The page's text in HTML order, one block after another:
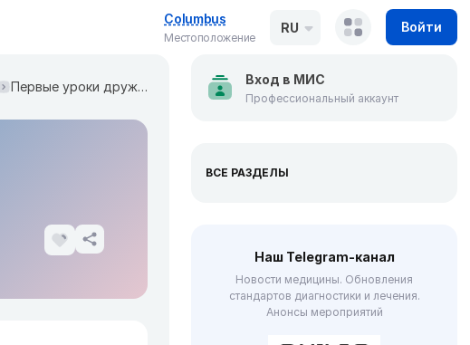
Columbus
Местоположение
RU Войти
Первые уроки дружбы. Как научить детей знакомиться? Вход в МИС
Профессиональный аккаунт
ВСЕ РАЗДЕЛЫ
Наш Telegram-канал
Новости медицины. Обновления
стандартов диагностики и лечения.
Анонсы мероприятий